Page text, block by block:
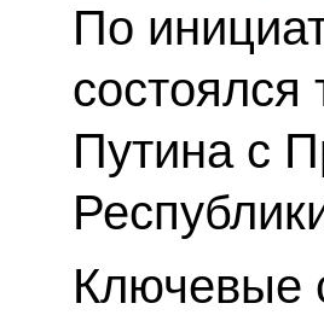
По
Путина с
Ключевые